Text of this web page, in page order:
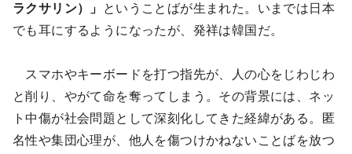
ラクサリン）」
ということばが生まれた。いまでは日本
でも耳にするようになったが、発祥は韓国だ。
スマホやキーボードを打つ指先が、人の心をじわじわ
と削り、やがて命を奪ってしまう。その背景には、ネッ
ト中傷が社会問題として深刻化してきた経緯がある。匿
名性や集団心理が、他人を傷つけかねないことばを放つ